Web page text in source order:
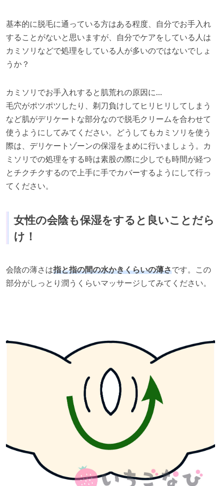
基本的に脱⽑に通っている⽅はある程度、⾃分でお⼿⼊れ
することがないと思いますが、⾃分でケアをしている⼈は
カミソリなどで処理をしている⼈が多いのではないでしょ
うか？
カミソリでお⼿⼊れすると肌荒れの原因に…
⽑⽳がポツポツしたり、剃⼑負けしてヒリヒリしてしまう
など肌がデリケートな部分なので脱⽑クリームを合わせて
使うようにしてみてください。どうしてもカミソリを使う
際は、デリケートゾーンの保湿をまめに⾏いましょう。カ
ミソリでの処理をする時は素股の際に少しでも時間が経つ
とチクチクするので上⼿に⼿でカバーするようにして⾏っ
てください。
⼥性の会陰も保湿をすると良いことだら
け！
会陰の薄さは指と指の間の⽔かきくらいの薄さです。この
部分がしっとり潤うくらいマッサージしてみてください。